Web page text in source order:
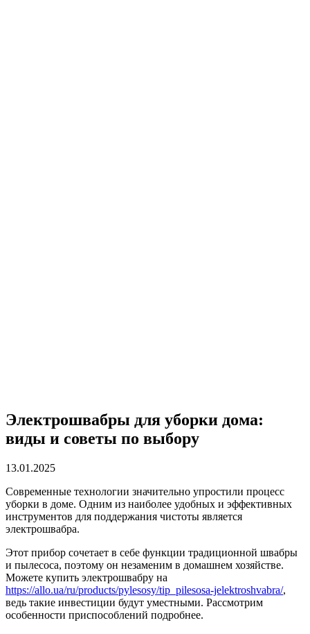
Электрошвабры для уборки дома:
виды и советы по выбору
13.01.2025
Современные технологии значительно упростили процесс
уборки в доме. Одним из наиболее удобных и эффективных
инструментов для поддержания чистоты является
электрошвабра.
Этот прибор сочетает в себе функции традиционной швабры
и пылесоса, поэтому он незаменим в домашнем хозяйстве.
Можете купить электрошвабру на
https://allo.ua/ru/products/pylesosy/tip_pilesosa-jelektroshvabra/,
ведь такие инвестиции будут уместными. Рассмотрим
особенности приспособлений подробнее.